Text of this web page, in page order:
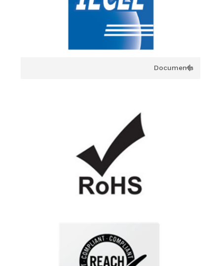
Documents
CB Report certificate - K series
CB Report certificate - NC series
CB Report certificate - P series